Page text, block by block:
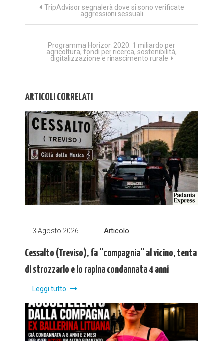
Navigazione
TripAdvisor segnalerà dove si sono verificate
aggressioni sessuali
Programma Horizon 2020: 1 miliardo per
agricoltura, fondi per ricerca, sostenibilità,
digitalizzazione e rinascimento rurale
ARTICOLI CORRELATI
3 Agosto 2026 Articolo
Cessalto (Treviso), fa “compagnia” al vicino, tenta
di strozzarlo e lo rapina condannata 4 anni
Leggi tutto